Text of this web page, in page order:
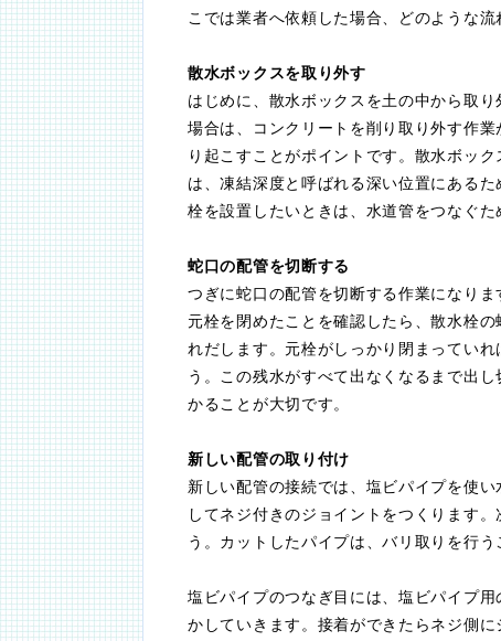
こでは業者へ依頼した場合、どのような流
散水ボックスを取り外す
はじめに、散水ボックスを土の中から取
場合は、コンクリートを削り取り外す作
り起こすことがポイントです。散水ボッ
は、凍結深度と呼ばれる深い位置にある
栓を設置したいときは、水道管をつなぐ
蛇口の配管を切断する
つぎに蛇口の配管を切断する作業になり
元栓を閉めたことを確認したら、散水栓
れだします。元栓がしっかり閉まってい
う。この残水がすべて出なくなるまで出
かることが大切です。
新しい配管の取り付け
新しい配管の接続では、塩ビパイプを使
してネジ付きのジョイントをつくります
う。カットしたパイプは、バリ取りを行う
塩ビパイプのつなぎ目には、塩ビパイプ
かしていきます。接着ができたらネジ側